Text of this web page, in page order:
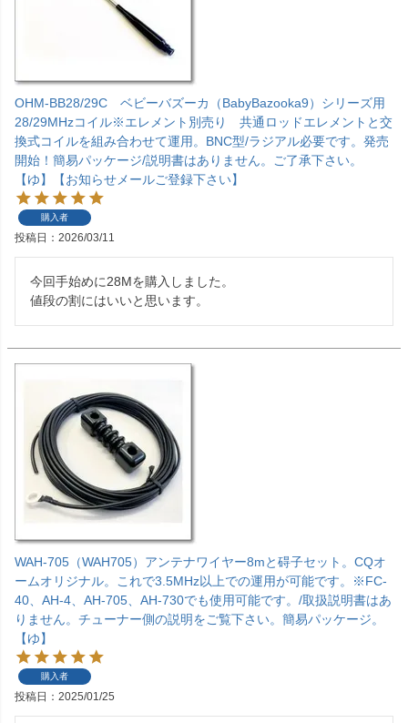
OHM-BB28/29C ベビーバズーカ（BabyBazooka9）シリーズ用
28/29MHzコイル※エレメント別売り 共通ロッドエレメントと交
換式コイルを組み合わせて運用。BNC型/ラジアル必要です。発売
開始！簡易パッケージ/説明書はありません。ご了承下さい。
【ゆ】【お知らせメールご登録下さい】
購入者
投稿日 2026/03/11
今回手始めに28Mを購入しました。
値段の割にはいいと思います。
WAH-705（WAH705）アンテナワイヤー8mと碍子セット。CQオ
ームオリジナル。これで3.5MHz以上での運用が可能です。※FC-
40、AH-4、AH-705、AH-730でも使用可能です。/取扱説明書はあ
りません。チューナー側の説明をご覧下さい。簡易パッケージ。
【ゆ】
購入者
投稿日 2025/01/25